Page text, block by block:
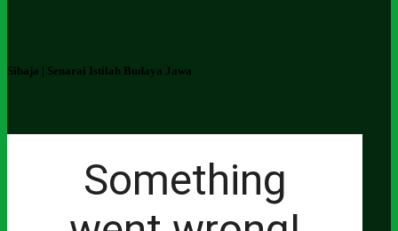
Sibaja | Senarai Istilah Budaya Jawa